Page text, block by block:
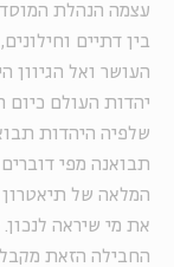
עצמה הנהלת המוסד
בין דתיים
העושר ואל הגיוון
יהדות העולם
שלפיה היהדות
תבואנה מפי
המלאה של תיאטרון
את מי שיראה
החבילה הזאת